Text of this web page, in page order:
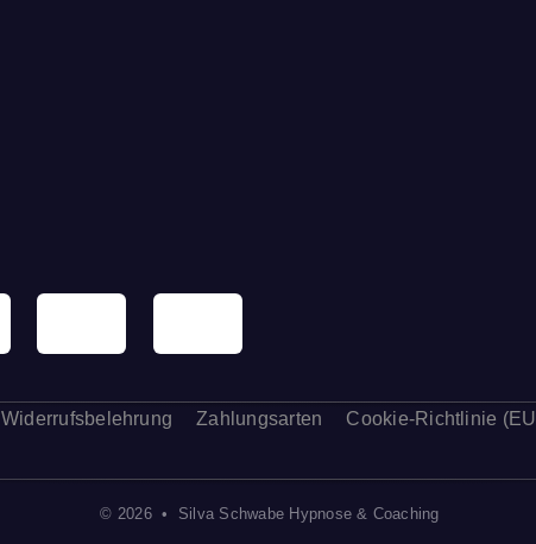
Widerrufsbelehrung Zahlungsarten Cookie-Richtlinie
© 2026 • Silva Schwabe Hypnose & Coaching